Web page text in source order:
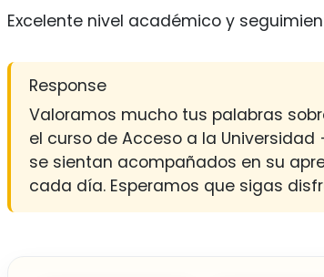
Excelente nivel académico y
Response
Valoramos mucho tus palabras
el curso de Acceso a la
se sientan acompañados en su
cada día. Esperamos que sigas